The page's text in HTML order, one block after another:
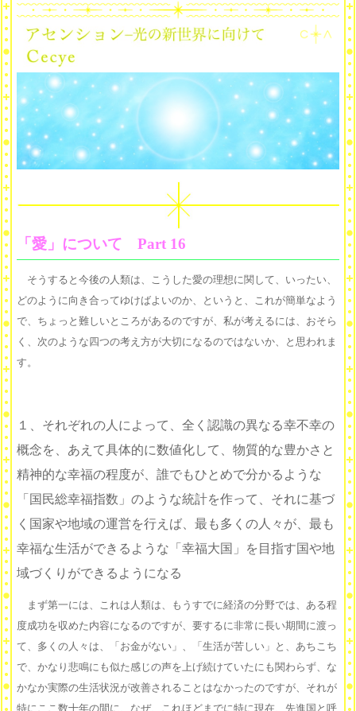
「愛」について Part 16
そうすると今後の人類は、こうした愛の理想に関して、いったい、
どのように向き合ってゆけばよいのか、というと、これが簡単なよう
で、ちょっと難しいところがあるのですが、私が考えるには、おそら
く、次のような四つの考え方が大切になるのではないか、と思われま
す。
１、それぞれの人によって、全く認識の異なる幸不幸の
概念を、あえて具体的に数値化して、物質的な豊かさと
精神的な幸福の程度が、誰でもひとめで分かるような
「国民総幸福指数」のような統計を作って、それに基づ
く国家や地域の運営を行えば、最も多くの人々が、最も
幸福な生活ができるような「幸福大国」を目指す国や地
域づくりができるようになる
まず第一には、これは人類は、もうすでに経済の分野では、ある程
度成功を収めた内容になるのですが、要するに非常に長い期間に渡っ
て、多くの人々は、「お金がない」、「生活が苦しい」と、あちこち
で、かなり悲鳴にも似た感じの声を上げ続けていたにも関わらず、な
かなか実際の生活状況が改善されることはなかったのですが、それが
特にここ数十年の間に、なぜ、これほどまでに特に現在、先進国と呼